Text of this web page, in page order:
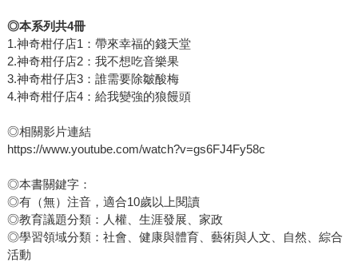
◎本系列共4冊
1.神奇柑仔店1：帶來幸福的錢天堂
2.神奇柑仔店2：我不想吃音樂果
3.神奇柑仔店3：誰需要除皺酸梅
4.神奇柑仔店4：給我變強的狼饅頭
◎相關影片連結
https://www.youtube.com/watch?v=gs6FJ4Fy58c
◎本書關鍵字：
◎有（無）注音，適合10歲以上閱讀
◎教育議題分類：人權、生涯發展、家政
◎學習領域分類：社會、健康與體育、藝術與人文、自然、綜合
活動